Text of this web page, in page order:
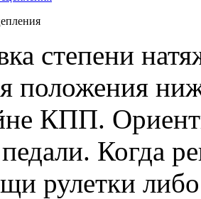
степени
положения
КПП.
Когда
рулетки